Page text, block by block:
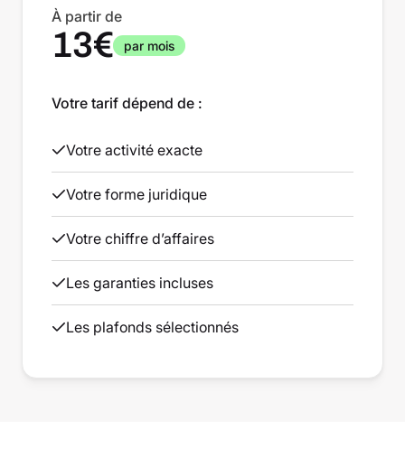
À partir de
13€ par mois
Votre tarif dépend de :
Votre activité exacte
Votre forme juridique
Votre chiffre d’affaires
Les garanties incluses
Les plafonds sélectionnés